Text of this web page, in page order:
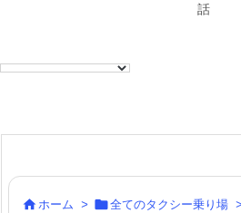
話
 ホーム > 全てのタクシー乗り場